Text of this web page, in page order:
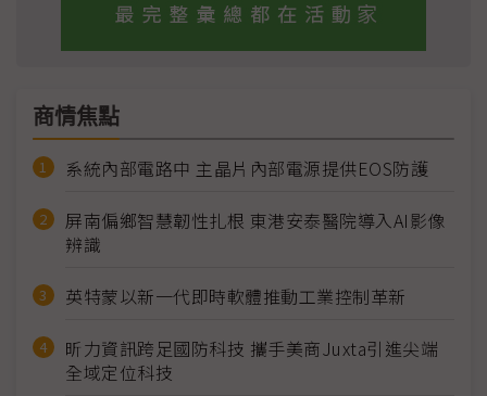
商情焦點
系統內部電路中 主晶片內部電源提供EOS防護
屏南偏鄉智慧韌性扎根 東港安泰醫院導入AI影像
辨識
英特蒙以新一代即時軟體推動工業控制革新
昕力資訊跨足國防科技 攜手美商Juxta引進尖端
全域定位科技